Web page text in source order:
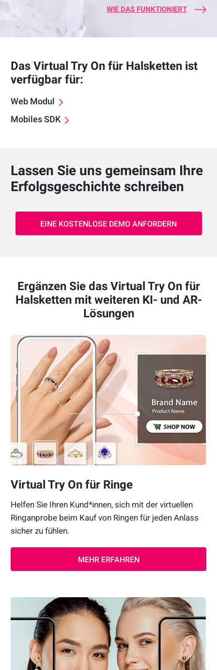
WIE DAS FUNKTIONIERT
Das Virtual Try On für Halsketten ist
verfügbar für:
Web Modul
Mobiles SDK
Lassen Sie uns gemeinsam Ihre
Erfolgsgeschichte schreiben
EINE KOSTENLOSE DEMO ANFORDERN
Ergänzen Sie das Virtual Try On für
Halsketten mit weiteren KI- und AR-
Lösungen
Virtual Try On für Ringe
Helfen Sie Ihren Kund*innen, sich mit der virtuellen
Ringanprobe beim Kauf von Ringen für jeden Anlass
sicher zu fühlen.
MEHR ERFAHREN